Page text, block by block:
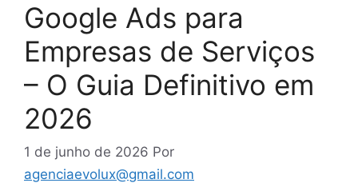
Google Ads para
Empresas de Serviços
– O Guia Definitivo em
2026
1 de junho de 2026 Por
agenciaevolux@gmail.com